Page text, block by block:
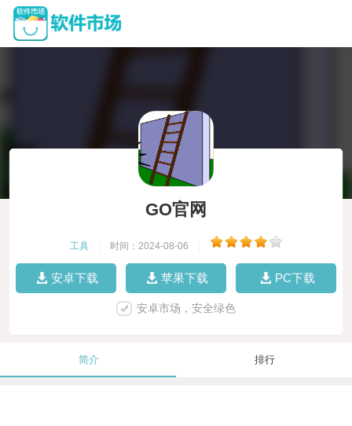
GO官网
工具 时间：2024-08-06
安卓下载 苹果下载 PC下载
安卓市场，安全绿色
简介 排行